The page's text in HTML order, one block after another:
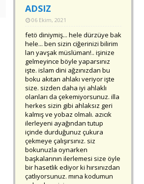
ADSIZ
06 Ekim, 2021
fetö diniymiş... hele dürzüye bak
hele... ben sizin ciğerinizi bilirim
lan yavşak müslüman!.. işinize
gelmeyince böyle yaparsınız
işte. islam dini ağzınızdan bu
boku akıtan ahlakı veriyor işte
size. sizden daha iyi ahlaklı
olanları da çekemiyorsunuz. illa
herkes sizin gibi ahlaksız geri
kalmış ve yobaz olmalı. azıcık
ilerleyeni ayağından tutup
içinde durduğunuz çukura
çekmeye çalışırsınız. siz
bokunuzla oynarken
başkalarının ilerlemesi size öyle
bir hasetlik ediyor ki hırsınızdan
çatlıyorsunuz. mına kodumun